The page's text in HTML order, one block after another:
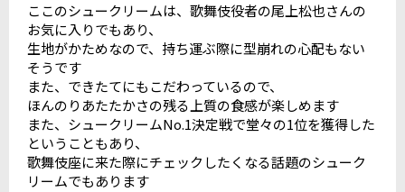
ここのシュークリームは、歌舞伎役者の尾上松也さんの
お気に入りでもあり、
生地がかためなので、持ち運ぶ際に型崩れの心配もない
そうです
また、できたてにもこだわっているので、
ほんのりあたたかさの残る上質の食感が楽しめます
また、シュークリームNo.1決定戦で堂々の1位を獲得した
ということもあり、
歌舞伎座に来た際にチェックしたくなる話題のシューク
リームでもあります